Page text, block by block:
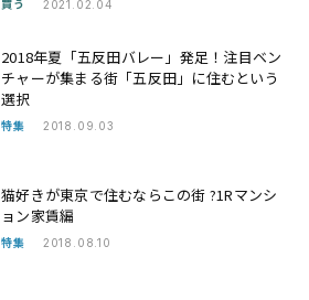
買う 2021.02.04
2018年夏「五反田バレー」発足！注目ベン
チャーが集まる街「五反田」に住むという
選択
特集 2018.09.03
猫好きが東京で住むならこの街 ?1Rマンシ
ョン家賃編
特集 2018.08.10